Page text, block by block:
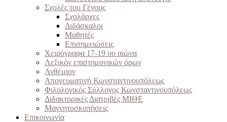
Σχολές του Γένους
Σχολάρχες
Διδάσκαλοι
Μαθητές
Επισημειώσεις
Χειρόγραφα 17-19 ου αιώνα
Λεξικόν επιστημονικών όρων
Ανθέμιον
Απογευματινή Κωνσταντινουπόλεως
Φιλολογικός Σύλλογος Κωνσταντινουπόλεως
Διδακτορικές Διατριβές ΜΙΘΕ
Μαγνητοσκοπήσεις
Επικοινωνία